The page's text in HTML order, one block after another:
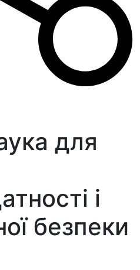
для
і
безпеки